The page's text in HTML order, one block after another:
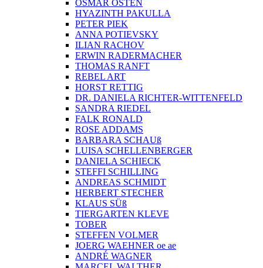
OSMAR OSTEN
HYAZINTH PAKULLA
PETER PIEK
ANNA POTIEVSKY
ILIAN RACHOV
ERWIN RADERMACHER
THOMAS RANFT
REBEL ART
HORST RETTIG
DR. DANIELA RICHTER-WITTENFELD
SANDRA RIEDEL
FALK RONALD
ROSE ADDAMS
BARBARA SCHAUß
LUISA SCHELLENBERGER
DANIELA SCHIECK
STEFFI SCHILLING
ANDREAS SCHMIDT
HERBERT STECHER
KLAUS SÜß
TIERGARTEN KLEVE
TOBER
STEFFEN VOLMER
JOERG WAEHNER oe ae
ANDRÉ WAGNER